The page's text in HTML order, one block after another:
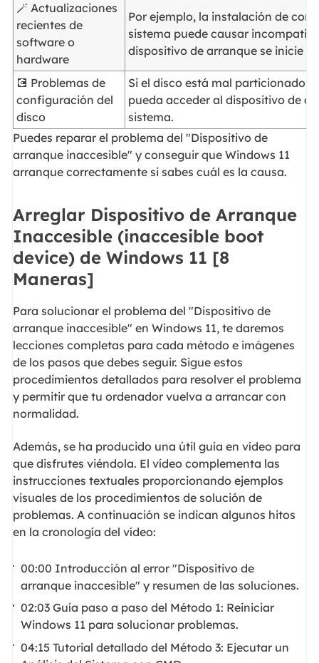
🪄 Actualizaciones
recientes de
software o
hardware
Por ejemplo, la instalación de
sistema puede causar
dispositivo de arranque se inicie
💽 Problemas de
configuración del
disco
Si el disco está mal particionado
pueda acceder al dispositivo de
sistema.
Puedes reparar el problema del "Dispositivo de
arranque inaccesible" y conseguir que Windows 11
arranque correctamente si sabes cuál es la causa.
Arreglar Dispositivo de Arranque
Inaccesible (inaccesible boot
device) de Windows 11 [8
Maneras]
Para solucionar el problema del "Dispositivo de
arranque inaccesible" en Windows 11, te daremos
lecciones completas para cada método e imágenes
de los pasos que debes seguir. Sigue estos
procedimientos detallados para resolver el problema
y permitir que tu ordenador vuelva a arrancar con
normalidad.
Además, se ha producido una útil guía en vídeo para
que disfrutes viéndola. El vídeo complementa las
instrucciones textuales proporcionando ejemplos
visuales de los procedimientos de solución de
problemas. A continuación se indican algunos hitos
en la cronología del vídeo:
00:00 Introducción al error "Dispositivo de
arranque inaccesible" y resumen de las soluciones.
02:03 Guía paso a paso del Método 1: Reiniciar
Windows 11 para solucionar problemas.
04:15 Tutorial detallado del Método 3: Ejecutar un